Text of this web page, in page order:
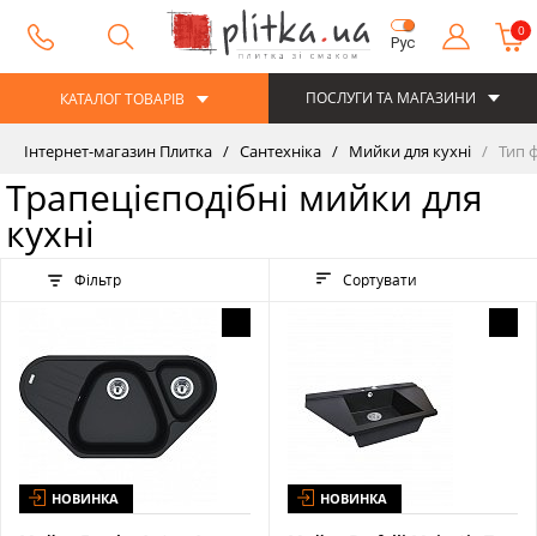
Рус
0
КАТАЛОГ ТОВАРІВ ПОСЛУГИ ТА МАГАЗИНИ
Інтернет-магазин Плитка Сантехніка Мийки для кухні Тип
Трапецієподібні мийки для
кухні
Фільтр Сортувати
НОВИНКА НОВИНКА